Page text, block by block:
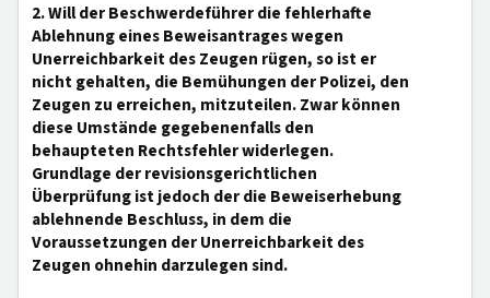
2. Will der Beschwerdeführer die fehlerhafte
Ablehnung eines Beweisantrages wegen
Unerreichbarkeit des Zeugen rügen, so ist er
nicht gehalten, die Bemühungen der Polizei, den
Zeugen zu erreichen, mitzuteilen. Zwar können
diese Umstände gegebenenfalls den
behaupteten Rechtsfehler widerlegen.
Grundlage der revisionsgerichtlichen
Überprüfung ist jedoch der die Beweiserhebung
ablehnende Beschluss, in dem die
Voraussetzungen der Unerreichbarkeit des
Zeugen ohnehin darzulegen sind.